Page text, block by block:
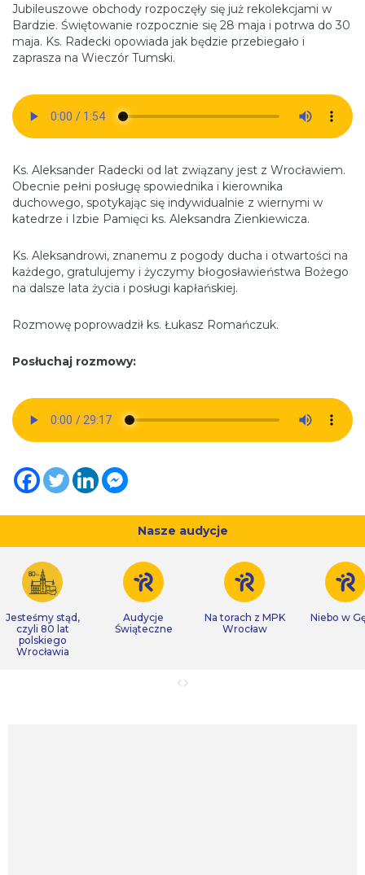
Jubileuszowe obchody rozpoczęły się już rekolekcjami w
Bardzie. Świętowanie rozpocznie się 28 maja i potrwa do 30
maja. Ks. Radecki opowiada jak będzie przebiegało i
zaprasza na Wieczór Tumski.
Ks. Aleksander Radecki od lat związany jest z Wrocławiem.
Obecnie pełni posługę spowiednika i kierownika
duchowego, spotykając się indywidualnie z wiernymi w
katedrze i Izbie Pamięci ks. Aleksandra Zienkiewicza.
Ks. Aleksandrowi, znanemu z pogody ducha i otwartości na
każdego, gratulujemy i życzymy błogosławieństwa Bożego
na dalsze lata życia i posługi kapłańskiej.
Rozmowę poprowadził ks. Łukasz Romańczuk.
Posłuchaj rozmowy:
Nasze audycje
Jesteśmy stąd,
czyli 80 lat
polskiego
Wrocławia
Audycje
Świąteczne
Na torach z MPK
Wrocław
Niebo w